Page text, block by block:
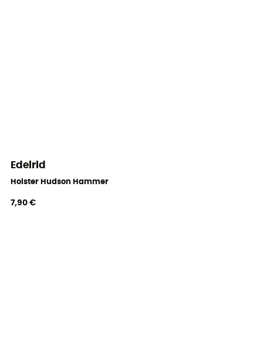
Edelrid
Holster Hudson Hammer
7,90 €